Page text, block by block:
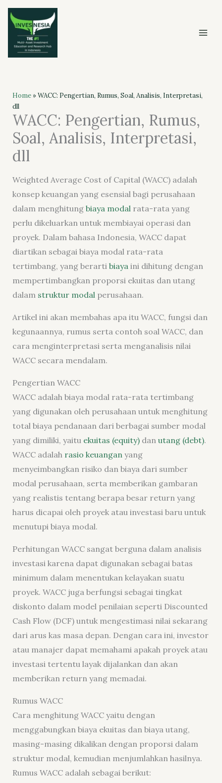
Skip
content
Home»WACC: Pengertian, Rumus, Soal, Analisis, Interpretasi,
dll
WACC: Pengertian, Rumus,
Soal, Analisis, Interpretasi,
dll
Weighted Average Cost of Capital (WACC) adalah
konsep keuangan yang esensial bagi perusahaan
dalam menghitung biaya modalrata-rata yang
perlu dikeluarkan untuk membiayai operasi dan
proyek. Dalam bahasa Indonesia, WACC dapat
diartikan sebagai biaya modal rata-rata
tertimbang, yang berarti biayaini dihitung dengan
mempertimbangkan proporsi ekuitas dan utang
dalam struktur modalperusahaan.
Artikel ini akan membahas apa itu WACC, fungsi dan
kegunaannya, rumus serta contoh soal WACC, dan
cara menginterpretasi serta menganalisis nilai
WACC secara mendalam.
Pengertian WACC
WACC adalah biaya modal rata-rata tertimbang
yang digunakan oleh perusahaan untuk menghitung
total biaya pendanaan dari berbagai sumber modal
yang dimiliki, yaitu ekuitas (equity)dan utang (debt).
WACC adalah rasio keuanganyang
menyeimbangkan risiko dan biaya dari sumber
modal perusahaan, serta memberikan gambaran
yang realistis tentang berapa besar return yang
harus dicapai oleh proyek atau investasi baru untuk
menutupi biaya modal.
Perhitungan WACC sangat berguna dalam analisis
investasi karena dapat digunakan sebagai batas
minimum dalam menentukan kelayakan suatu
proyek. WACC juga berfungsi sebagai tingkat
diskonto dalam model penilaian seperti Discounted
Cash Flow (DCF) untuk mengestimasi nilai sekarang
dari arus kas masa depan. Dengan cara ini, investor
atau manajer dapat memahami apakah proyek atau
investasi tertentu layak dijalankan dan akan
memberikan return yang memadai.
Rumus WACC
Cara menghitung WACC yaitu dengan
menggabungkan biaya ekuitas dan biaya utang,
masing-masing dikalikan dengan proporsi dalam
struktur modal, kemudian menjumlahkan hasilnya.
Rumus WACC adalah sebagai berikut: